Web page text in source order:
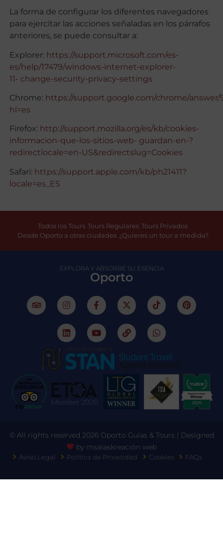
La forma de configurar los diferentes navegadores
para ejercitar las acciones señaladas en los párrafos
anteriores, se puede consultar a:
Explorer: https://support.microsoft.com/es-
es/help/17479/windows-internet-explorer-
11- change-security-privacy-settings
Chrome: https://support.google.com/chrome/answer/
hl=es
Firefox: http://support.mozilla.org/es/kb/cookies-
informacion-que-los-sitios-web- guardan-en-?
redirectlocale=en-US&redirectslug=Cookies
Safari: https://support.apple.com/kb/ph21411?
locale=es_ES
Todos los Tours Tours Regulares Tours Privados
Desde Oporto a otras ciudades ¿Quieres un tour a medida?
EXPLORA Y ABSORBE SU ESENCIA
Oporto
© All rights reserved 2026 Oporto Guías & Tours | Designed
by msalaskreación web
Aviso Legal Política de Privacidad Cookies FAQs